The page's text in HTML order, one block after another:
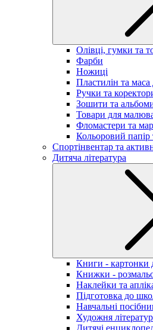
Олівці, гумки та
Фарби
Ножиці
Пластилін та маса
Ручки та
Зошити та
Товари для
Фломастери та
Кольоровий папір
Спортінвентар та
Дитяча література
Книги - картонки
Книжки -
Наклейки та
Підготовка до
Навчальні
Художня
Дитячі